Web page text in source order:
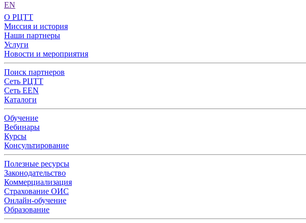
EN
О РЦТТ
Миссия и история
Наши партнеры
Услуги
Новости и мероприятия
Поиск партнеров
Сеть РЦТТ
Сеть EEN
Каталоги
Обучение
Вебинары
Курсы
Консультирование
Полезные ресурсы
Законодательство
Коммерциализация
Страхование ОИС
Онлайн-обучение
Образование